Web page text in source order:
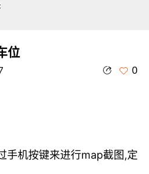
位
0
手机按键来进行map截图,定